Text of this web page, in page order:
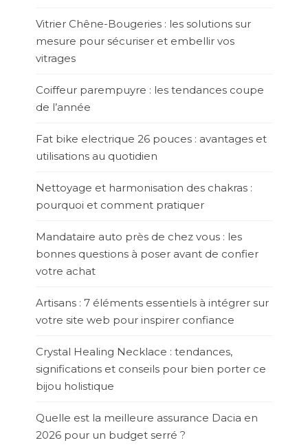
Vitrier Chêne-Bougeries : les solutions sur
mesure pour sécuriser et embellir vos
vitrages
Coiffeur parempuyre : les tendances coupe
de l’année
Fat bike electrique 26 pouces : avantages et
utilisations au quotidien
Nettoyage et harmonisation des chakras :
pourquoi et comment pratiquer
Mandataire auto près de chez vous : les
bonnes questions à poser avant de confier
votre achat
Artisans : 7 éléments essentiels à intégrer sur
votre site web pour inspirer confiance
Crystal Healing Necklace : tendances,
significations et conseils pour bien porter ce
bijou holistique
Quelle est la meilleure assurance Dacia en
2026 pour un budget serré ?